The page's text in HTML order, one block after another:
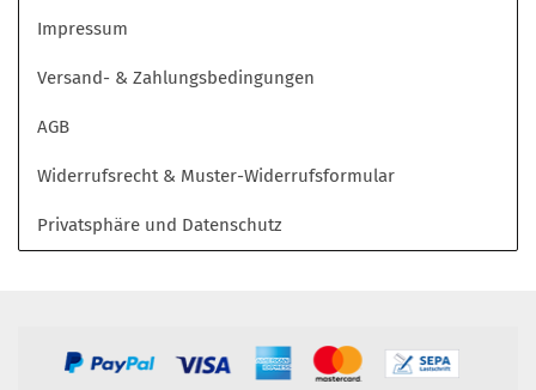
Impressum
Versand- & Zahlungsbedingungen
AGB
Widerrufsrecht & Muster-Widerrufsformular
Privatsphäre und Datenschutz